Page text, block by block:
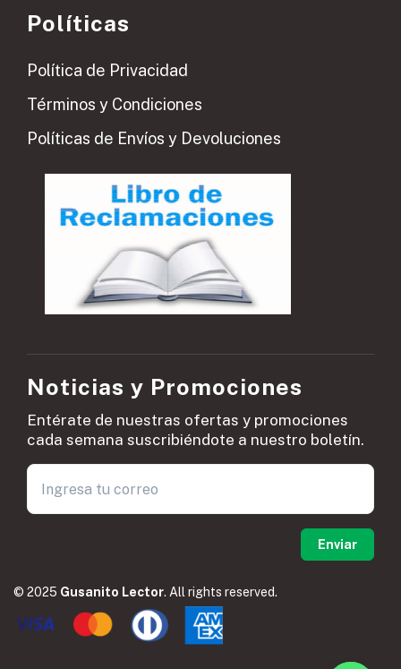
Políticas
Política de Privacidad
Términos y Condiciones
Políticas de Envíos y Devoluciones
Noticias y Promociones
Entérate de nuestras ofertas y promociones
cada semana suscribiéndote a nuestro boletín.
© 2025 Gusanito Lector. All rights reserved.